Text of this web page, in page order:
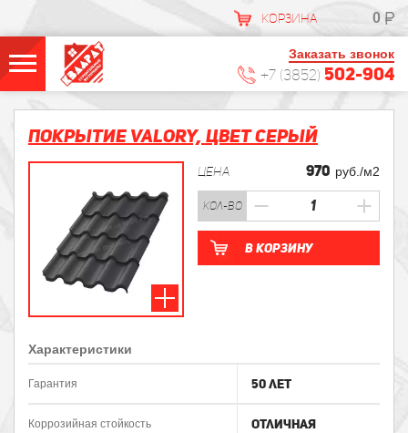
КОРЗИНА 0
Заказать звонок
+7 (3852) 502-904
Покрытие VALORY, Цвет Серый
ЦЕНА 970 руб./м2
кол-во
В корзину
Характеристики
Гарантия 50 лет
Коррозийная стойкость Отличная